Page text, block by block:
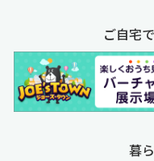
ご自宅
暮